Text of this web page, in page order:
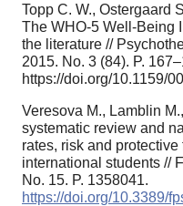
Topp C. W., Ostergaard
The WHO-5 Well-Being
the literature //
2015. No. 3 (84). P.
https://doi.org/10.1159/
Veresova M., Lamblin
systematic review and
rates, risk and
international students //
No. 15. P. 1358041.
https://doi.org/10.3389/